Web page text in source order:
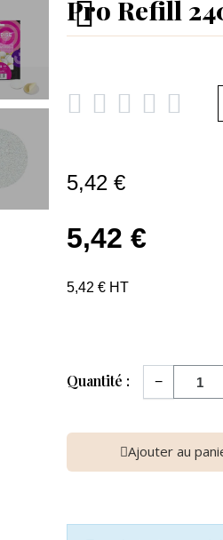
Pro Refill
    
5,42 €
5,42 €
5,42 € HT
Quantité : −
Ajouter au